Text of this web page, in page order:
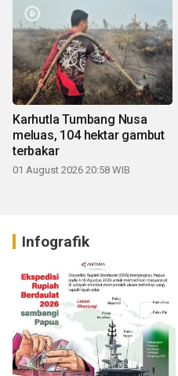
Karhutla Tumbang Nusa
meluas, 104 hektar gambut
terbakar
01 August 2026 20:58 WIB
Infografik